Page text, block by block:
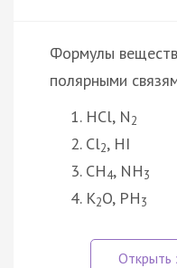
Формулы
полярными
HCl, N2
Cl2, HI
СH4, NH3
K2O, PH3